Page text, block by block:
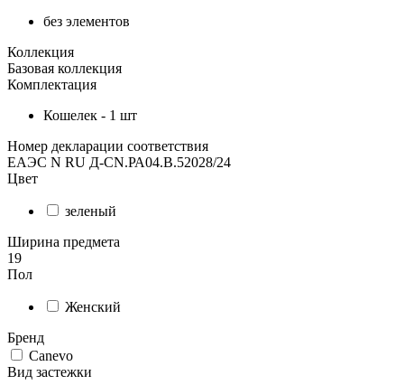
без элементов
Коллекция
Базовая коллекция
Комплектация
Кошелек - 1 шт
Номер декларации соответствия
ЕАЭС N RU Д-CN.РА04.В.52028/24
Цвет
зеленый
Ширина предмета
19
Пол
Женский
Бренд
Canevo
Вид застежки